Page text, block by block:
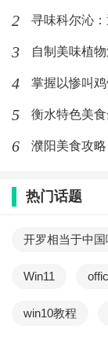
劳的人士。
十四：小贴士
或辣椒粉。
通过以上简单
健康的菠菜溶
2 寻味科尔沁
3 自制美味植
4
5 衡水特色美
6 濮阳美食攻
热门话题
开罗相当于中
Win11
win10教程